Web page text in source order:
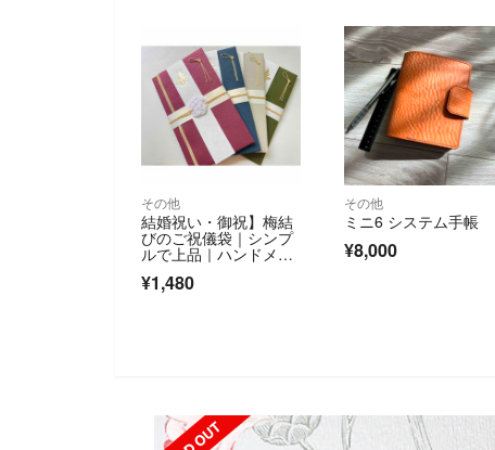
その他
結婚祝い・御祝】梅結
びのご祝儀袋｜シンプ
ルで上品｜ハンドメイ
¥1,480
その他
ミニ6 システム手帳
¥8,000